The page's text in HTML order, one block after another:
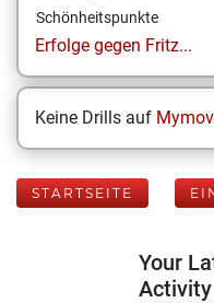
Schönheitspunkte
Erfolge gegen Fritz...
Keine Drills auf
STARTSEITE
Your
Activity